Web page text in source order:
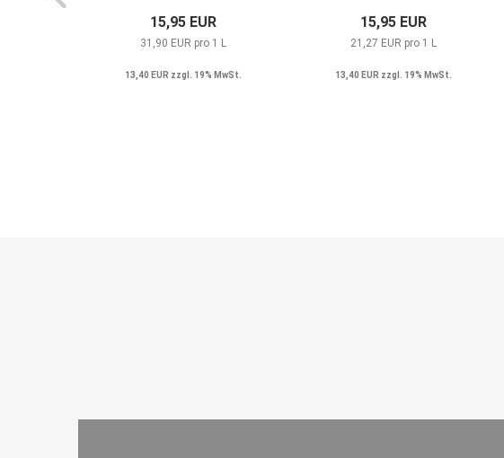
15,95 EUR
31,90 EUR pro 1 L
13,40 EUR zzgl. 19% MwSt.
15,95 EUR
21,27 EUR pro 1 L
13,40 EUR zzgl. 19% MwSt.